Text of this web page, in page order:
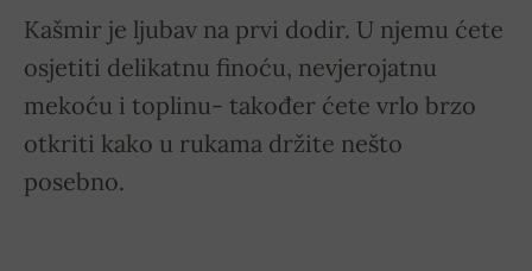
Kašmir je ljubav na prvi dodir. U njemu ćete
osjetiti delikatnu finoću, nevjerojatnu
mekoću i toplinu- također ćete vrlo brzo
otkriti kako u rukama držite nešto
posebno.